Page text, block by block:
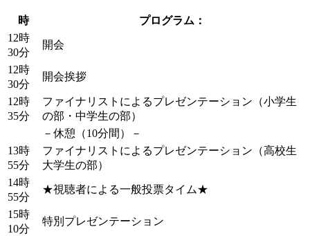
時
プログラム：
12時
30分
開会
12時
30分
開会挨拶
12時
35分
ファイナリストによるプレゼンテーション（小学生
の部・中学生の部）
－休憩（10分間）－
13時
55分
ファイナリストによるプレゼンテーション（高校生
大学生の部）
14時
55分
★視聴者による一般投票タイム★
15時
10分
特別プレゼンテーション